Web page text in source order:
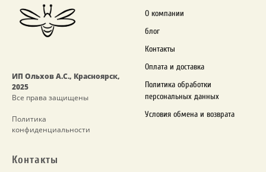
ИП Ольхов А.С., Красноярск,
2025
Все права защищены
Политика
конфиденциальности
О компании
блог
Контакты
Оплата и доставка
Политика обработки
персональных данных
Условия обмена и возврата
Контакты